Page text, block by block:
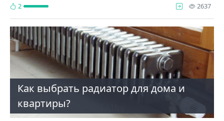
2 2637
Как выбрать радиатор для дома и
квартиры?